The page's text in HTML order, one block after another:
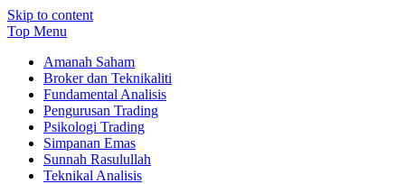
Skip to content
Top Menu
Amanah Saham
Broker dan Teknikaliti
Fundamental Analisis
Pengurusan Trading
Psikologi Trading
Simpanan Emas
Sunnah Rasulullah
Teknikal Analisis